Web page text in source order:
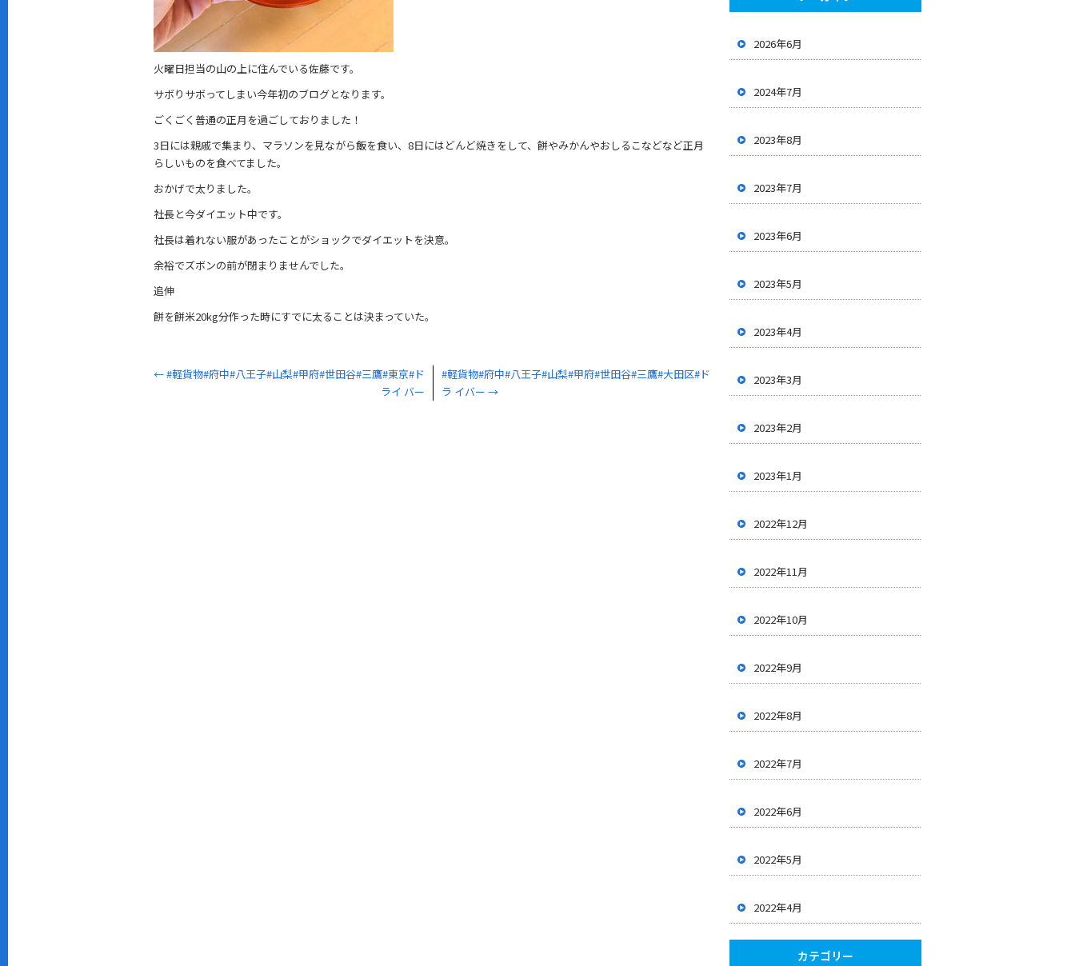
火曜日担当の山の上に住んでいる佐藤です。
サボりサボってしまい今年初のブログとなります。
ごくごく普通の正月を過ごしておりました！
3日には親戚で集まり、マラソンを見ながら飯を食い、8日にはどんど焼きをして、餅やみかんやおしるこなどなど正月
らしいものを食べてました。
おかげで太りました。
社長と今ダイエット中です。
社長は着れない服があったことがショックでダイエットを決意。
余裕でズボンの前が閉まりませんでした。
追伸
餅を餅米20kg分作った時にすでに太ることは決まっていた。
←#軽貨物#府中#八王子#山梨#甲府#世田谷#三鷹#東京#ド
ライ バー
#軽貨物#府中#八王子#山梨#甲府#世田谷#三鷹#大田区#ド
ラ イバー →
2026年6月
2024年7月
2023年8月
2023年7月
2023年6月
2023年5月
2023年4月
2023年3月
2023年2月
2023年1月
2022年12月
2022年11月
2022年10月
2022年9月
2022年8月
2022年7月
2022年6月
2022年5月
2022年4月
カテゴリー